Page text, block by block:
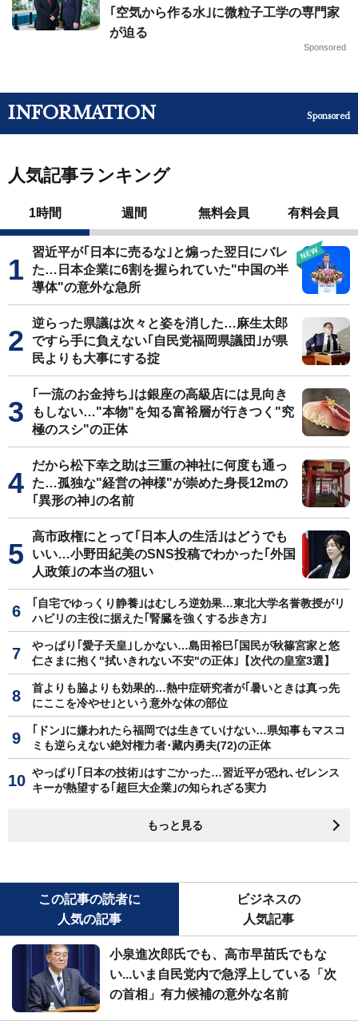
｢空気から作る水｣に微粒子工学の専門家
が迫る
Sponsored
INFORMATION Sponsored
人気記事ランキング
1時間 週間 無料会員 有料会員
習近平が｢日本に売るな｣と煽った翌日にバレ
た…日本企業に6割を握られていた"中国の半
導体"の意外な急所
逆らった県議は次々と姿を消した…麻生太郎
ですら手に負えない｢自民党福岡県議団｣が県
民よりも大事にする掟
｢一流のお金持ち｣は銀座の高級店には見向き
もしない…"本物"を知る富裕層が行きつく"究
極のスシ"の正体
だから松下幸之助は三重の神社に何度も通っ
た…孤独な"経営の神様"が崇めた身長12mの
｢異形の神｣の名前
高市政権にとって｢日本人の生活｣はどうでも
いい…小野田紀美のSNS投稿でわかった｢外国
人政策｣の本当の狙い
｢自宅でゆっくり静養｣はむしろ逆効果…東北大学名誉教授がリ
ハビリの主役に据えた｢腎臓を強くする歩き方｣
やっぱり｢愛子天皇｣しかない…島田裕巳｢国民が秋篠宮家と悠
仁さまに抱く"拭いきれない不安"の正体｣【次代の皇室3選】
首よりも脇よりも効果的…熱中症研究者が｢暑いときは真っ先
にここを冷やせ｣という意外な体の部位
｢ドン｣に嫌われたら福岡では生きていけない…県知事もマスコ
ミも逆らえない絶対権力者･藏内勇夫(72)の正体
やっぱり｢日本の技術｣はすごかった…習近平が恐れ､ゼレンス
キーが熱望する｢超巨大企業｣の知られざる実力
もっと見る
この記事の読者に
人気の記事
ビジネスの
人気記事
小泉進次郎氏でも、高市早苗氏でもな
い...いま自民党内で急浮上している「次
の首相」有力候補の意外な名前